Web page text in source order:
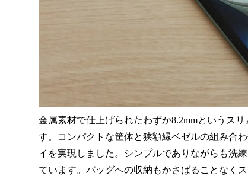
金属素材で仕上げられたわずか8.2mmというス
す。コンパクトな筐体と狭額縁ベゼルの組み合
イを実現しました。シンプルでありながらも洗
ています。バッグへの収納もかさばることなく